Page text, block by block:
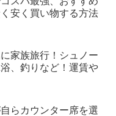
安く買い物する方法
家族旅行！シュノー
、釣りなど！運賃や
らカウンター席を選